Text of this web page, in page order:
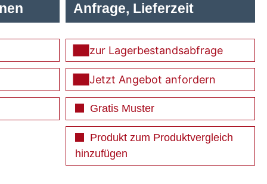
Anfrage, Lieferzeit
zur Lagerbestandsabfrage
Jetzt Angebot anfordern
Gratis Muster
Produkt zum Produktvergleich
hinzufügen